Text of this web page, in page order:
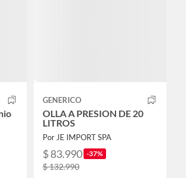
GENERICO
OLLA A PRESION DE 20
LITROS
Por JE IMPORT SPA
$ 83.990 -37%
$ 132.990